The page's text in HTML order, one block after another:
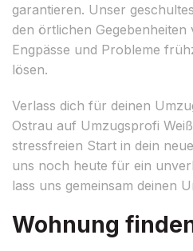
garantieren. Unser
den örtlichen
Engpässe und Probleme
lösen.
Verlass dich für deinen
Ostrau auf Umzugsprofi
stressfreien Start in dein
uns noch heute für ein
lass uns gemeinsam deinen
Wohnung